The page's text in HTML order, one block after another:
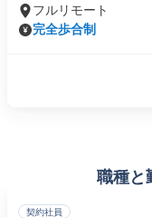
フルリモート
完全歩合制
職種と
契約社員